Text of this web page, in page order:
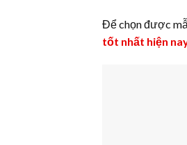
Để chọn được
tốt nhất hiện